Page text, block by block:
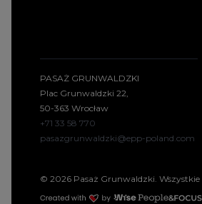
PASAŻ GRUNWALDZKI
Plac Grunwaldzki 22,
50-363 Wrocław
+71 33 58 770
pasazgrunwaldzki@epp-poland.com
© 2026 Pasaż Grunwaldzki.